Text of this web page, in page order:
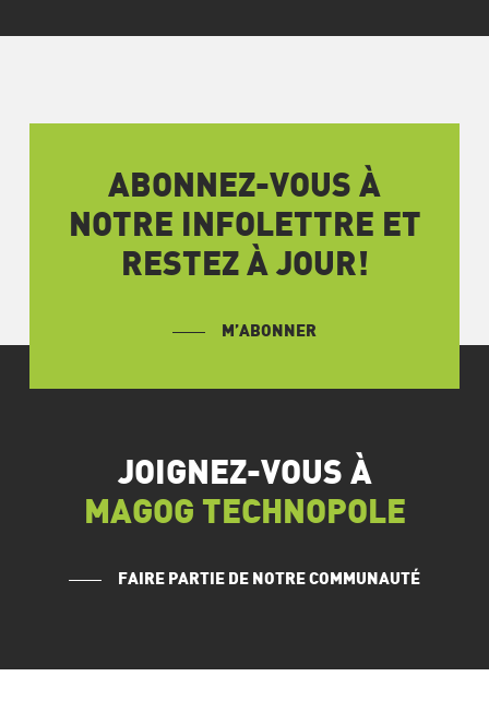
ABONNEZ-VOUS À
NOTRE INFOLETTRE ET
RESTEZ À JOUR!
M’ABONNER
JOIGNEZ-VOUS À
MAGOG TECHNOPOLE
FAIRE PARTIE DE NOTRE COMMUNAUTÉ